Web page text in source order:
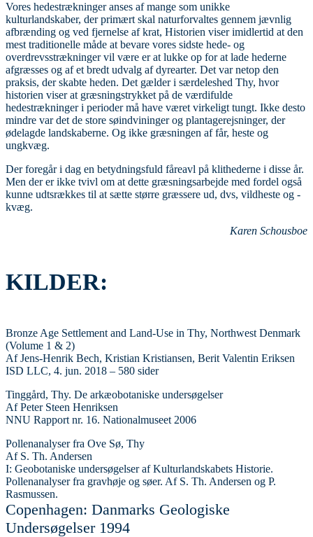
Vores hedestrækninger anses af mange som unikke
kulturlandskaber, der primært skal naturforvaltes gennem jævnlig
afbrænding og ved fjernelse af krat, Historien viser imidlertid at den
mest traditionelle måde at bevare vores sidste hede- og
overdrevsstrækninger vil være er at lukke op for at lade hederne
afgræsses og af et bredt udvalg af dyrearter. Det var netop den
praksis, der skabte heden. Det gælder i særdeleshed Thy, hvor
historien viser at græsningstrykket på de værdifulde
hedestrækninger i perioder må have været virkeligt tungt. Ikke desto
mindre var det de store søindvininger og plantagerejsninger, der
ødelagde landskaberne. Og ikke græsningen af får, heste og
ungkvæg.
Der foregår i dag en betydningsfuld fåreavl på klithederne i disse år.
Men der er ikke tvivl om at dette græsningsarbejde med fordel også
kunne udtsrækkes til at sætte større græssere ud, dvs, vildheste og -
kvæg.
Karen Schousboe
KILDER:
Bronze Age Settlement and Land-Use in Thy, Northwest Denmark
(Volume 1 & 2)
Af Jens-Henrik Bech, Kristian Kristiansen, Berit Valentin Eriksen
ISD LLC, 4. jun. 2018 – 580 sider
Tinggård, Thy. De arkæobotaniske undersøgelser
Af Peter Steen Henriksen
NNU Rapport nr. 16. Nationalmuseet 2006
Pollenanalyser fra Ove Sø, Thy
Af S. Th. Andersen
I: Geobotaniske undersøgelser af Kulturlandskabets Historie.
Pollenanalyser fra gravhøje og søer. Af S. Th. Andersen og P.
Rasmussen.
Copenhagen: Danmarks Geologiske
Undersøgelser 1994